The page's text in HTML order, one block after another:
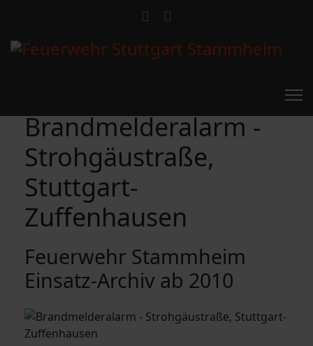
Feuerwehr Stammheim
Einsatz-Archiv ab 2010
Brandmelderalarm -
Strohgäustraße,
Stuttgart-
Zuffenhausen